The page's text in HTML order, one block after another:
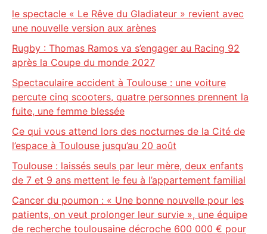
le spectacle « Le Rêve du Gladiateur » revient avec
une nouvelle version aux arènes
Rugby : Thomas Ramos va s’engager au Racing 92
après la Coupe du monde 2027
Spectaculaire accident à Toulouse : une voiture
percute cinq scooters, quatre personnes prennent la
fuite, une femme blessée
Ce qui vous attend lors des nocturnes de la Cité de
l’espace à Toulouse jusqu’au 20 août
Toulouse : laissés seuls par leur mère, deux enfants
de 7 et 9 ans mettent le feu à l’appartement familial
Cancer du poumon : « Une bonne nouvelle pour les
patients, on veut prolonger leur survie », une équipe
de recherche toulousaine décroche 600 000 € pour